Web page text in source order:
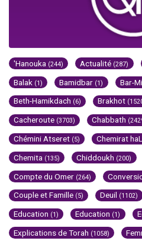
'Hanouka (244) Actualité (287)
Balak (1) Bamidbar (1) Bar-
Beth-Hamikdach (6) Brakhot
Cacheroute (3703) Chabbath
Chémini Atseret (5) Chemirat
Chemita (135) Chiddoukh (200)
Compte du Omer (264)
Couple et Famille (5) Deuil (1102)
Education (1) Education (1)
Explications de Torah (1058)